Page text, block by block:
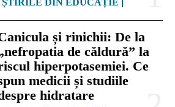
ȘTIRILE DIN EDUCAȚIE
și rinichii: De la
de căldură” la
hiperpotasemiei. Ce
medicii și studiile
hidratare